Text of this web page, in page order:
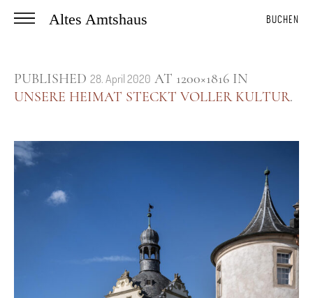
Altes Amtshaus BUCHEN
PUBLISHED 28. April 2020 AT 1200×1816 IN
UNSERE HEIMAT STECKT VOLLER KULTUR.